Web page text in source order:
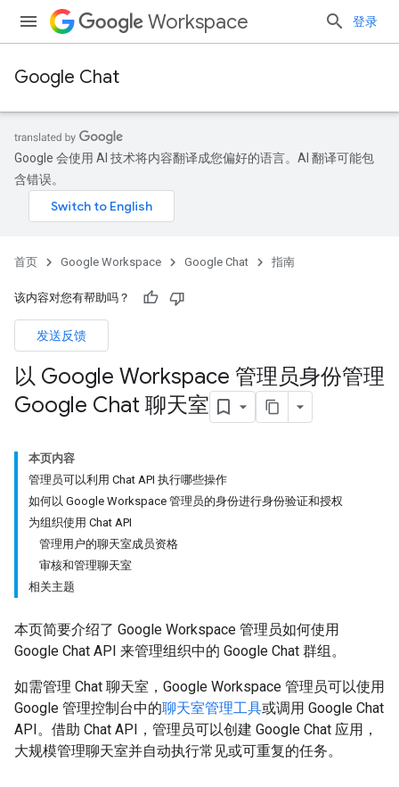
Workspace 登录
Google Chat
Google 会使用 AI 技术将内容翻译成您偏好的语言。AI 翻译可能包
含错误。
首页 Google Workspace Google Chat 指南
该内容对您有帮助吗？
发送反馈
以 Google Workspace 管理员身份管理
Google Chat 聊天室
本页内容
管理员可以利用 Chat API 执行哪些操作
如何以 Google Workspace 管理员的身份进行身份验证和授权
为组织使用 Chat API
管理用户的聊天室成员资格
审核和管理聊天室
相关主题
本页简要介绍了 Google Workspace 管理员如何使用
Google Chat API 来管理组织中的 Google Chat 群组。
如需管理 Chat 聊天室，Google Workspace 管理员可以使用
Google 管理控制台中的聊天室管理工具或调用 Google Chat
API。借助 Chat API，管理员可以创建 Google Chat 应用，
大规模管理聊天室并自动执行常见或可重复的任务。